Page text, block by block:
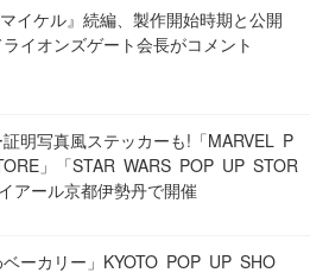
マイケル』続編、製作開始時期と公開
ライオンズゲート会長がコメント
証明写真風ステッカーも!「MARVEL P
」「STAR WARS POP UP STOR
アール京都伊勢丹で開催
ベーカリー」KYOTO POP UP SHO